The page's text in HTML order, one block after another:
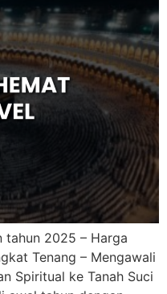
tahun 2025 – Harga
Tenang – Mengawali
Spiritual ke Tanah Suci